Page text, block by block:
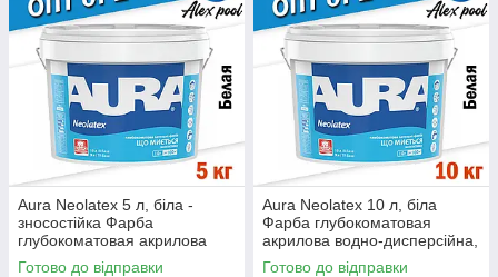
Aura Neolatex 5 л, біла -
зносостійка Фарба
глубокоматовая акрилова
водно-дисперсійна
Готово до відправки
Aura Neolatex 10 л, біла
Фарба глубокоматовая
акрилова водно-дисперсійна,
тонується
Готово до відправки